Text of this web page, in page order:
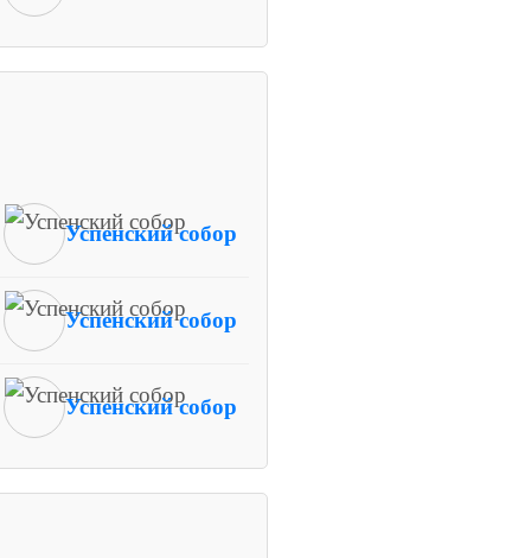
Успенский собор
Успенский собор
Успенский собор